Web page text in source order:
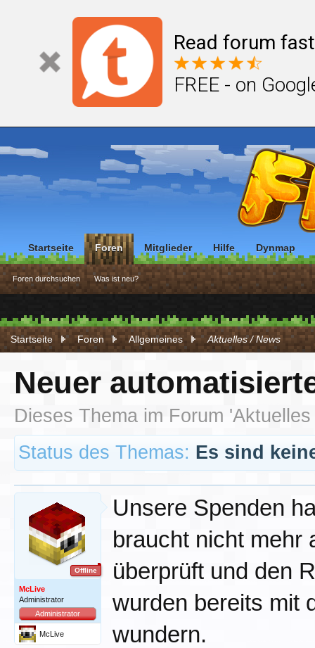
Read forum
FREE - on
Startseite Foren Allgemeines Aktuelles / News
Neuer
Dieses Thema im Forum '
Status des Themas: Es sind
Offline
McLive
Administrator
Administrator
McLive
Unsere Spenden
braucht nicht mehr
überprüft und den
wurden bereits mit
wundern.
Startseite Foren
Foren durchsuchen Was ist neu?
Mitglieder Hilfe Dynmap